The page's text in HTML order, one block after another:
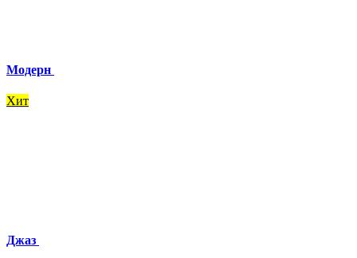
Модерн
Хит
Джаз